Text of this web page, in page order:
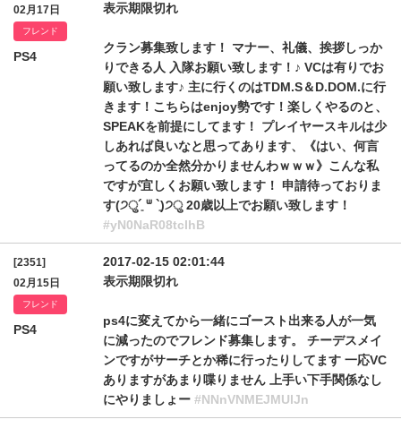
02月17日
フレンド
PS4
表示期限切れ
クラン募集致します！ マナー、礼儀、挨拶しっか
りできる人 入隊お願い致します！♪ VCは有りでお
願い致します♪ 主に行くのはTDM.S＆D.DOM.に行
きます！こちらはenjoy勢です！楽しくやるのと、
SPEAKを前提にしてます！ プレイヤースキルは少
しあれば良いなと思ってあります、《はい、何言
ってるのか全然分かりませんわｗｗｗ》こんな私
ですが宜しくお願い致します！ 申請待っておりま
す(੭ु´͈ ᐜ `͈)੭ु 20歳以上でお願い致します！
#yN0NaR08tclhB
[2351]
02月15日
フレンド
PS4
2017-02-15 02:01:44
表示期限切れ
ps4に変えてから一緒にゴースト出来る人が一気
に減ったのでフレンド募集します。 チーデスメイ
ンですがサーチとか稀に行ったりしてます 一応VC
ありますがあまり喋りません 上手い下手関係なし
にやりましょー #NNnVNMEJMUlJn